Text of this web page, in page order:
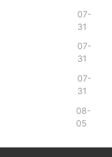
07-
31
07-
31
07-
31
08-
05